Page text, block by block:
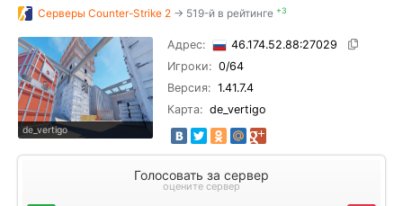
Серверы Counter-Strike 2 → 519-й в рейтинге +3
de_vertigo
Адрес:
46.174.52.88:27029
Игроки: 0/64
Версия: 1.41.7.4
Карта: de_vertigo
Голосовать за сервер
оцените сервер